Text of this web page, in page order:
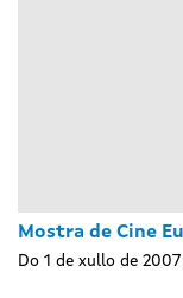
Mostra de Cine
Do 1 de xullo de